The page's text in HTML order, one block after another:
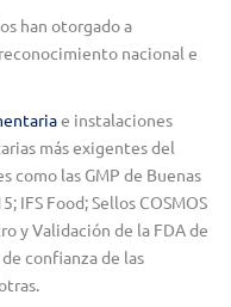
han otorgado a
reconocimiento nacional e
e instalaciones
más exigentes del
como las GMP de Buenas
IFS Food; Sellos COSMOS
y Validación de la FDA de
confianza de las